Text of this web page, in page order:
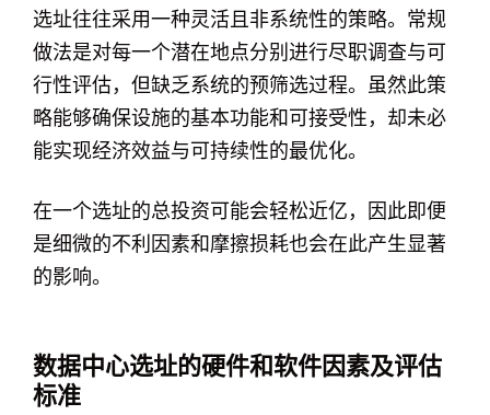
选址往往采用一种灵活且非系统性的策略。常规
做法是对每一个潜在地点分别进行尽职调查与可
行性评估，但缺乏系统的预筛选过程。虽然此策
略能够确保设施的基本功能和可接受性，却未必
能实现经济效益与可持续性的最优化。
在一个选址的总投资可能会轻松近亿，因此即便
是细微的不利因素和摩擦损耗也会在此产生显著
的影响。
数据中心选址的硬件和软件因素及评估
标准